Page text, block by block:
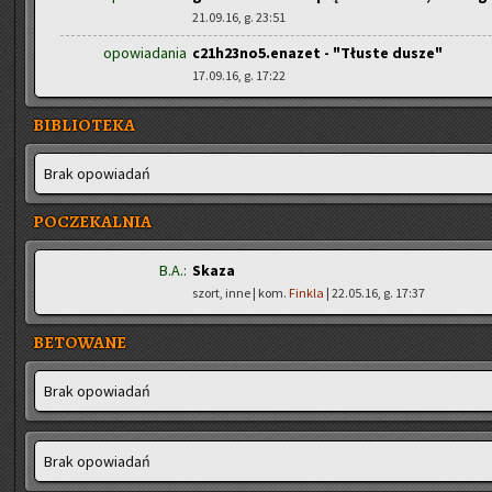
21.09.16, g. 23:51
opowiadania c21h23no5.enazet - "Tłuste dusze"
17.09.16, g. 17:22
BIBLIOTEKA
Brak opo­wia­dań
POCZEKALNIA
B.A.: Skaza
szort, inne | kom. Finkla | 22.05.16, g. 17:37
BETOWANE
Brak opo­wia­dań
Brak opo­wia­dań